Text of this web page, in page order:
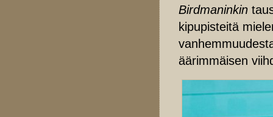
Birdmaninkin
kipupisteitä
äärimmäisen